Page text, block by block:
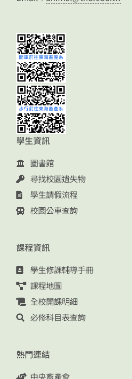
學生資訊
圖書館
尋找校園遺失物
學生請假流程
校園公車查詢
課程資訊
學生修課輔導手冊
課程地圖
全校開課明細
必修科目表查詢
熱門連結
中央畜產會